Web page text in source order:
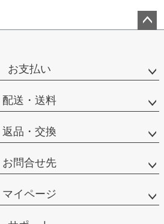
お支払い
配送・送料
返品・交換
お問合せ先
マイページ